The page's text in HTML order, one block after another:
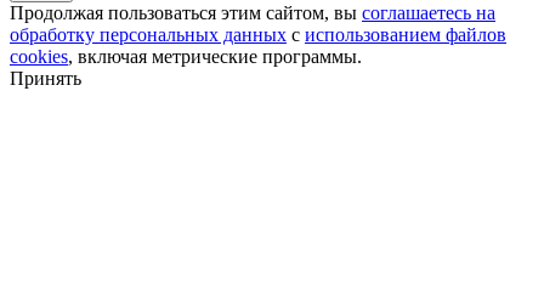
Продолжая пользоваться этим сайтом, вы соглашаетесь на
обработку персональных данных с использованием файлов
cookies, включая метрические программы.
Принять